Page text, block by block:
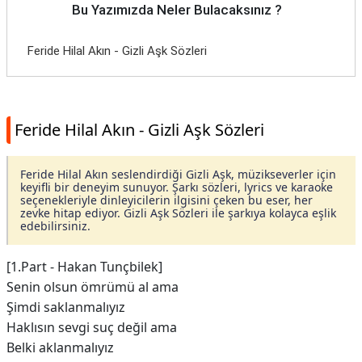
Bu Yazımızda Neler Bulacaksınız ?
Feride Hilal Akın - Gizli Aşk Sözleri
Feride Hilal Akın - Gizli Aşk Sözleri
Feride Hilal Akın seslendirdiği Gizli Aşk, müzikseverler için
keyifli bir deneyim sunuyor. Şarkı sözleri, lyrics ve karaoke
seçenekleriyle dinleyicilerin ilgisini çeken bu eser, her
zevke hitap ediyor. Gizli Aşk Sözleri ile şarkıya kolayca eşlik
edebilirsiniz.
[1.Part - Hakan Tunçbilek]
Senin olsun ömrümü al ama
Şimdi saklanmalıyız
Haklısın sevgi suç değil ama
Belki aklanmalıyız